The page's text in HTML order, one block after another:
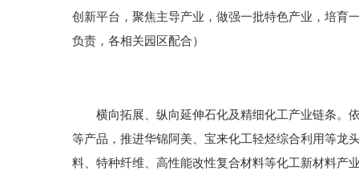
创新平台，聚焦主导产业，做强一批特色产业，培育
负责，各相关园区配合）
横向拓展、纵向延伸石化及精细化工产业链条。依
等产品，推进华锦阿美、宝来化工轻烃综合利用等龙
料、特种纤维、高性能改性复合材料等化工新材料产